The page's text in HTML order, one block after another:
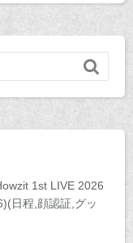

1st LIVE 2026
日程,顔認証,グッ